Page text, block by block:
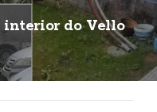
interior do Vello